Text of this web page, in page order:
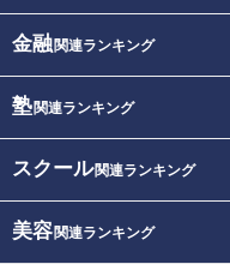
金融関連ランキング
塾関連ランキング
スクール関連ランキング
美容関連ランキング